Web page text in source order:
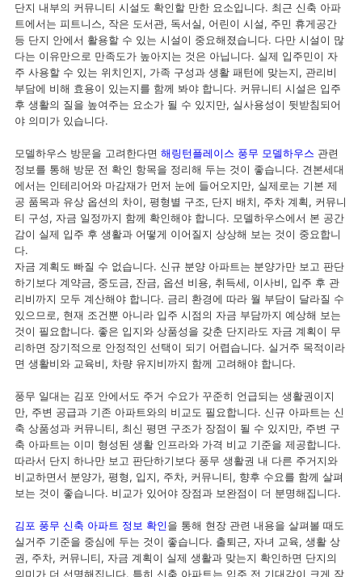
단지 내부의 커뮤니티 시설도 확인할 만한 요소입니다. 최근 신축 아파
트에서는 피트니스, 작은 도서관, 독서실, 어린이 시설, 주민 휴게공간
등 단지 안에서 활용할 수 있는 시설이 중요해졌습니다. 다만 시설이 많
다는 이유만으로 만족도가 높아지는 것은 아닙니다. 실제 입주민이 자
주 사용할 수 있는 위치인지, 가족 구성과 생활 패턴에 맞는지, 관리비
부담에 비해 효용이 있는지를 함께 봐야 합니다. 커뮤니티 시설은 입주
후 생활의 질을 높여주는 요소가 될 수 있지만, 실사용성이 뒷받침되어
야 의미가 있습니다.
모델하우스 방문을 고려한다면 해링턴플레이스 풍무 모델하우스 관련
정보를 통해 방문 전 확인 항목을 정리해 두는 것이 좋습니다. 견본세대
에서는 인테리어와 마감재가 먼저 눈에 들어오지만, 실제로는 기본 제
공 품목과 유상 옵션의 차이, 평형별 구조, 단지 배치, 주차 계획, 커뮤니
티 구성, 자금 일정까지 함께 확인해야 합니다. 모델하우스에서 본 공간
감이 실제 입주 후 생활과 어떻게 이어질지 상상해 보는 것이 중요합니
다.
자금 계획도 빠질 수 없습니다. 신규 분양 아파트는 분양가만 보고 판단
하기보다 계약금, 중도금, 잔금, 옵션 비용, 취득세, 이사비, 입주 후 관
리비까지 모두 계산해야 합니다. 금리 환경에 따라 월 부담이 달라질 수
있으므로, 현재 조건뿐 아니라 입주 시점의 자금 부담까지 예상해 보는
것이 필요합니다. 좋은 입지와 상품성을 갖춘 단지라도 자금 계획이 무
리하면 장기적으로 안정적인 선택이 되기 어렵습니다. 실거주 목적이라
면 생활비와 교육비, 차량 유지비까지 함께 고려해야 합니다.
풍무 일대는 김포 안에서도 주거 수요가 꾸준히 언급되는 생활권이지
만, 주변 공급과 기존 아파트와의 비교도 필요합니다. 신규 아파트는 신
축 상품성과 커뮤니티, 최신 평면 구조가 장점이 될 수 있지만, 주변 구
축 아파트는 이미 형성된 생활 인프라와 가격 비교 기준을 제공합니다.
따라서 단지 하나만 보고 판단하기보다 풍무 생활권 내 다른 주거지와
비교하면서 분양가, 평형, 입지, 주차, 커뮤니티, 향후 수요를 함께 살펴
보는 것이 좋습니다. 비교가 있어야 장점과 보완점이 더 분명해집니다.
김포 풍무 신축 아파트 정보 확인을 통해 현장 관련 내용을 살펴볼 때도
실거주 기준을 중심에 두는 것이 좋습니다. 출퇴근, 자녀 교육, 생활 상
권, 주차, 커뮤니티, 자금 계획이 실제 생활과 맞는지 확인하면 단지의
의미가 더 선명해집니다. 특히 신축 아파트는 입주 전 기대감이 크게 작